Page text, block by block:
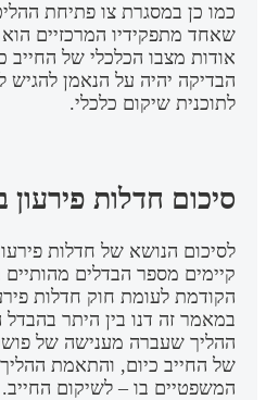
כמו כן במסגרת צו פתיחת
שאחד מתפקידיו המרכזיים
אודות מצבו הכלכלי של החייב
הבדיקה יהיה על הנאמן
לתוכנית שיקום כלכלי.
סיכום חדלות
לסיכום הנושא של חדלות
קיימים מספר הבדלים
הקודמת לעומת חוק חדלות
במאמר זה דנו בין היתר
ההליך שעברה מענישה של
של החייב כיום, והתאמת
המשפטיים בו – לשיקום החייב.